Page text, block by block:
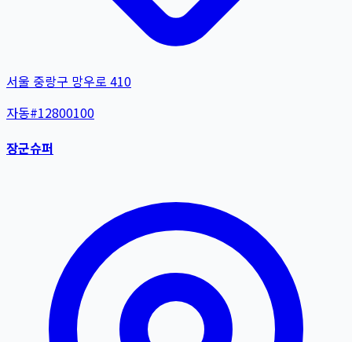
서울 중랑구 망우로 410
자동#12800100
장군슈퍼